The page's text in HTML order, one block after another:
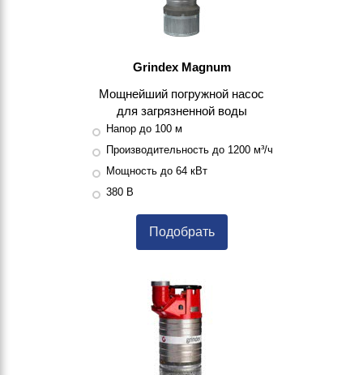
Grindex Magnum
Мощнейший погружной насос
для загрязненной воды
Напор до 100 м
Производительность до 1200 м³/ч
Мощность до 64 кВт
380 В
Подобрать